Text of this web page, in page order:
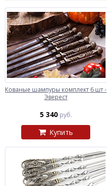
Кованые шампуры комплект 6 шт -
Эверест
5 340 руб.
Купить